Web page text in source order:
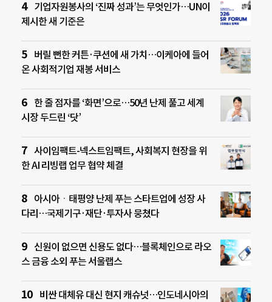
기업자원봉사의 ‘진짜 성과’는 무엇인가…UN이
제시한 새 기준은
버릴 뻔한 커튼·쿠션에 새 가치…이케아에 들어
온 사회적기업 재봉 서비스
한 줄 점자를 ‘화면’으로…50년 난제 풀고 세계
시장 두드린 ‘닷’
사이임팩트-넥스트임팩트, 사회복지 현장을 위
한 AI 리빙랩 업무 협약 체결
아시아ㆍ태평양 난제 푸는 스타트업에 성장 사
다리…국제기구·재단·투자사 뭉쳤다
신원이 없으면 신용도 없다…블록체인으로 라오
스 금융 소외 푸는 서울랩스
비싼 대체유 대신 현지 캐슈넛…인도네시아의